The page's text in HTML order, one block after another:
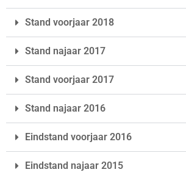
Stand voorjaar 2018
Stand najaar 2017
Stand voorjaar 2017
Stand najaar 2016
Eindstand voorjaar 2016
Eindstand najaar 2015